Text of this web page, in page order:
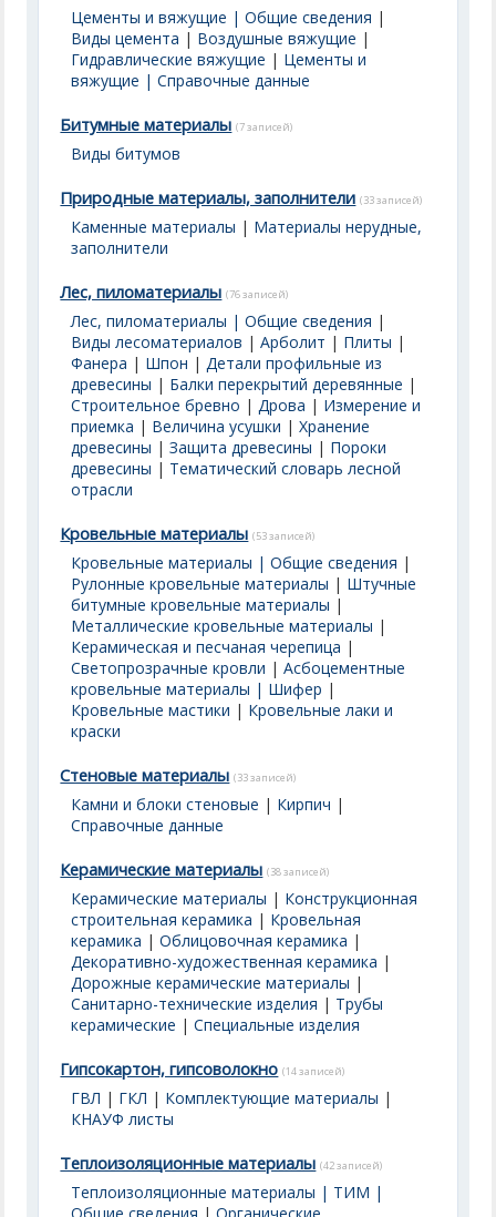
Цементы и вяжущие | Общие сведения |
Виды цемента | Воздушные вяжущие |
Гидравлические вяжущие | Цементы и
вяжущие | Справочные данные
Битумные материалы (7 записей)
Виды битумов
Природные материалы, заполнители (33 записей)
Каменные материалы | Материалы нерудные,
заполнители
Лес, пиломатериалы (76 записей)
Лес, пиломатериалы | Общие сведения |
Виды лесоматериалов |Арболит | Плиты |
Фанера | Шпон |Детали профильные из
древесины | Балки перекрытий деревянные |
Строительное бревно |Дрова | Измерение и
приемка | Величина усушки |Хранение
древесины |Защита древесины | Пороки
древесины | Тематический словарь лесной
отрасли
Кровельные материалы (53 записей)
Кровельные материалы | Общие сведения |
Рулонные кровельные материалы | Штучные
битумные кровельные материалы |
Металлические кровельные материалы |
Керамическая и песчаная черепица |
Светопрозрачные кровли |Асбоцементные
кровельные материалы | Шифер |
Кровельные мастики | Кровельные лаки и
краски
Стеновые материалы (33 записей)
Камни и блоки стеновые | Кирпич |
Справочные данные
Керамические материалы (38 записей)
Керамические материалы | Конструкционная
строительная керамика | Кровельная
керамика |Облицовочная керамика |
Декоративно-художественная керамика |
Дорожные керамические материалы |
Санитарно-технические изделия | Трубы
керамические |Специальные изделия
Гипсокартон, гипсоволокно (14 записей)
ГВЛ | ГКЛ | Комплектующие материалы |
КНАУФ листы
Теплоизоляционные материалы (42 записей)
Теплоизоляционные материалы | ТИМ |